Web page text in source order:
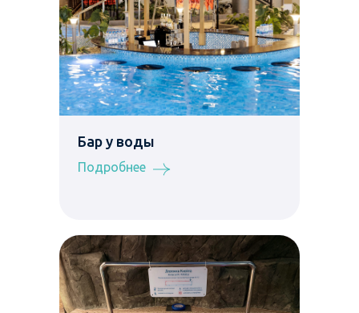
Бар у воды
Подробнее